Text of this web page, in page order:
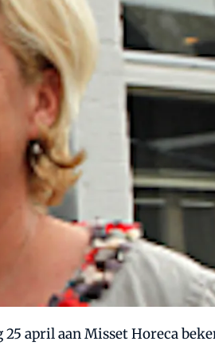
april aan Misset Horeca